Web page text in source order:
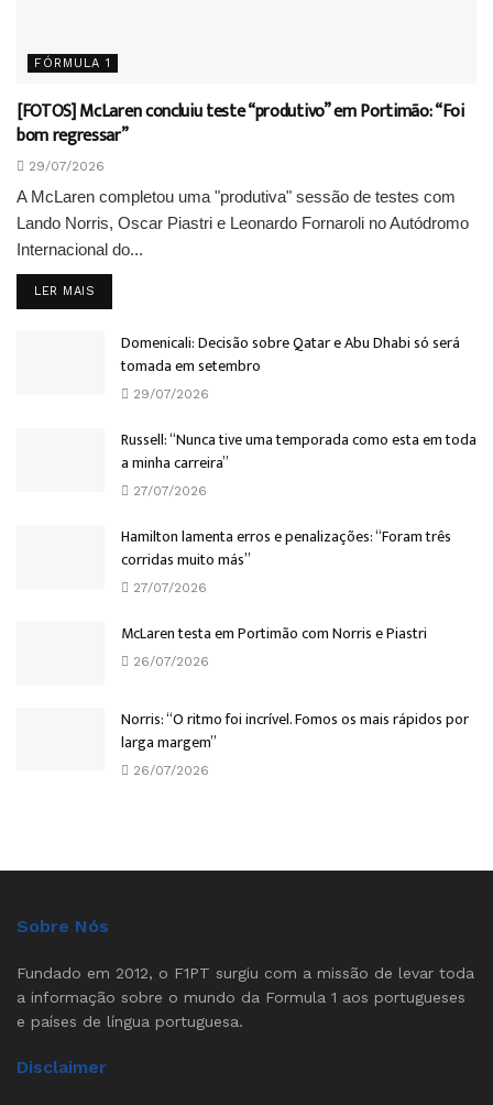
FÓRMULA 1
[FOTOS] McLaren concluiu teste “produtivo” em Portimão: “Foi
bom regressar”
29/07/2026
A McLaren completou uma "produtiva" sessão de testes com
Lando Norris, Oscar Piastri e Leonardo Fornaroli no Autódromo
Internacional do...
LER MAIS
Domenicali: Decisão sobre Qatar e Abu Dhabi só será
tomada em setembro
29/07/2026
Russell: “Nunca tive uma temporada como esta em toda
a minha carreira”
27/07/2026
Hamilton lamenta erros e penalizações: “Foram três
corridas muito más”
27/07/2026
McLaren testa em Portimão com Norris e Piastri
26/07/2026
Norris: “O ritmo foi incrível. Fomos os mais rápidos por
larga margem”
26/07/2026
Sobre Nós
Fundado em 2012, o F1PT surgiu com a missão de levar toda
a informação sobre o mundo da Formula 1 aos portugueses
e países de língua portuguesa.
Disclaimer